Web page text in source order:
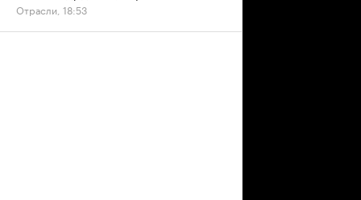
Отрасли, 18:53